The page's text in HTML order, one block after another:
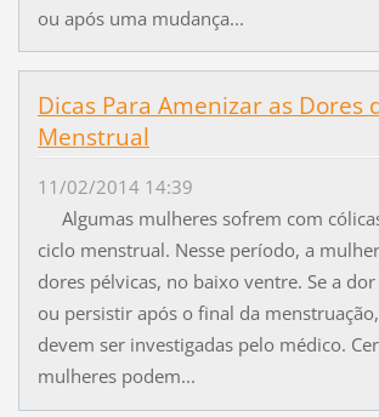
ou após uma mudança...
Dicas Para Amenizar as Dores
Menstrual
11/02/2014 14:39
Algumas mulheres sofrem com
ciclo menstrual. Nesse período, a
dores pélvicas, no baixo ventre. Se a
ou persistir após o final da
devem ser investigadas pelo médico.
mulheres podem...